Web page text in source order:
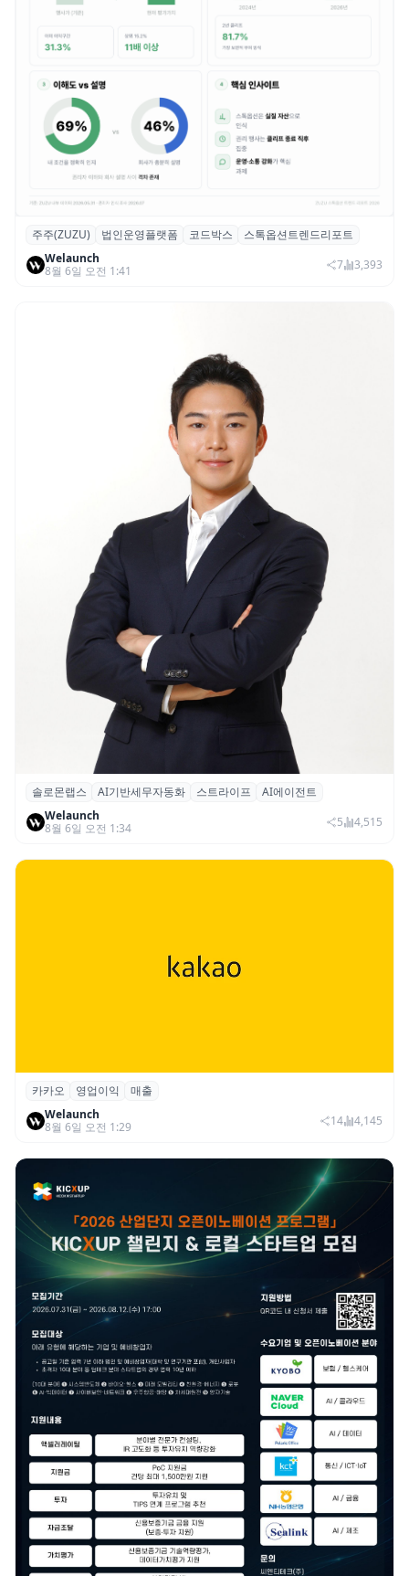
스톡옵션 취소율 2년 만에 18.2%→31.3%…
권리 발생 즉시 행사 비중도 급증
주주(ZUZU) 법인운영플랫폼 코드박스
스톡옵션트렌드리포트
Welaunch
8월 6일 오전 1:41
7 3,393
솔로몬랩스, 스트라이프 출신 이창헌 영입…
절세 전략 AI 에이전트 개발 본격화
솔로몬랩스 AI기반세무자동화 스트라이프
AI에이전트
Welaunch
8월 6일 오전 1:34
5 4,515
카카오, 2026년 2분기 매출 2조985억·영업
이익 2770억…역대 분기 최대
카카오 영업이익
매출
Welaunch
8월 6일 오전 1:29
14 4,145